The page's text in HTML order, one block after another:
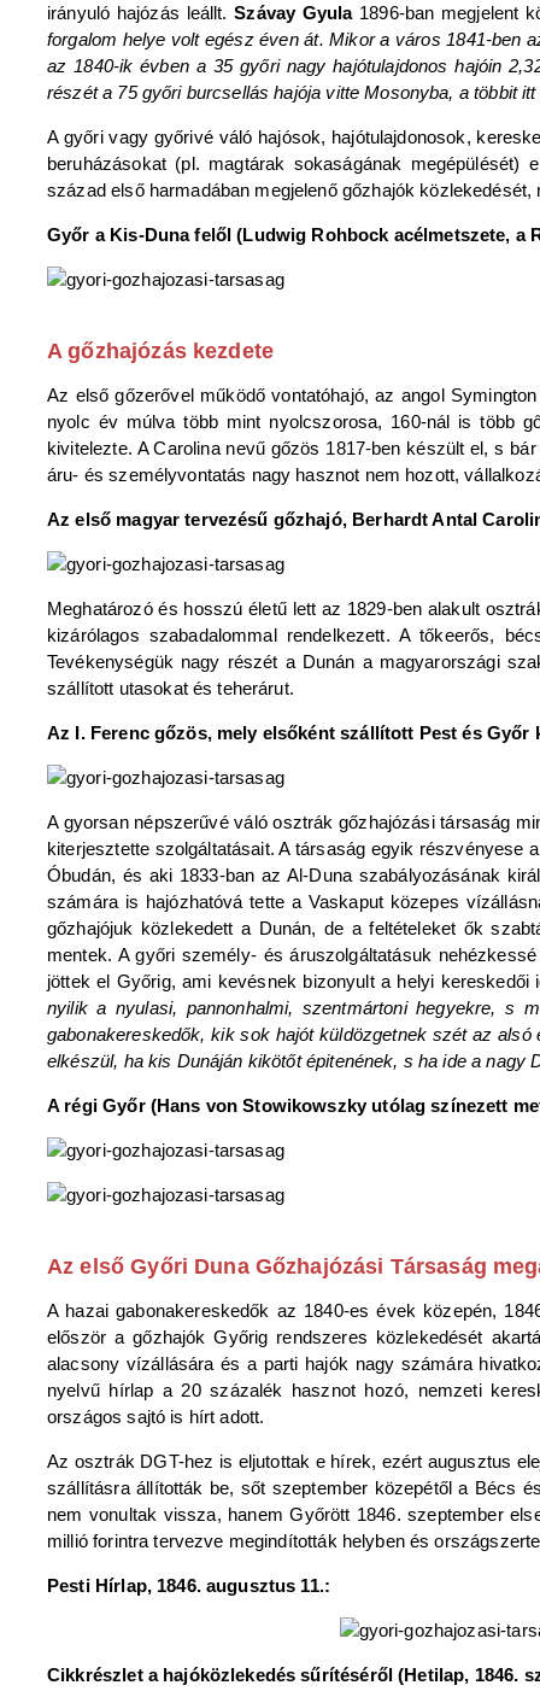
irányuló hajózás leállt.Szávay Gyula1896-ban megjelent
forgalom helye volt egész éven át. Mikor a város 1841-ben
az 1840-ik évben a 35 győri nagy hajótulajdonos hajóin
részét a 75 győri burcsellás hajója vitte Mosonyba, a többit
A győri vagy győrivé váló hajósok, hajótulajdonosok,
beruházásokat (pl. magtárak sokaságának
század első harmadában megjelenő gőzhajók
Győr a Kis-Duna felől (Ludwig Rohbock acélmetszete,
A gőzhajózás kezdete
Az első gőzerővel működő vontatóhajó, az angol
nyolc év múlva több mint nyolcszorosa, 160-nál is több
kivitelezte. A Carolina nevű gőzös 1817-ben készült el, s
áru- és személyvontatás nagy hasznot nem hozott,
Az első magyar tervezésű gőzhajó, Berhardt Antal
Meghatározó és hosszú életű lett az 1829-ben alakult
kizárólagos szabadalommal rendelkezett. A tőkeerős,
Tevékenységük nagy részét a Dunán a magyarországi
szállított utasokat és teherárut.
Az I. Ferenc gőzös, mely elsőként szállított Pest és Győr
A gyorsan népszerűvé váló osztrák gőzhajózási társaság
kiterjesztette szolgáltatásait. A társaság egyik részvényese
Óbudán, és aki 1833-ban az Al-Duna szabályozásának
számára is hajózhatóvá tette a Vaskaput közepes
gőzhajójuk közlekedett a Dunán, de a feltételeket ők
mentek. A győri személy- és áruszolgáltatásuk
jöttek el Győrig, ami kevésnek bizonyult a helyi kereskedői
nyilik a nyulasi, pannonhalmi, szentmártoni hegyekre, s
gabonakereskedők, kik sok hajót küldözgetnek szét az
elkészül, ha kis Dunáján kikötőt épitenének, s ha ide a nagy
A régi Győr (Hans von Stowikowszky utólag színezett
Az első Győri Duna Gőzhajózási Társaság
A hazai gabonakereskedők az 1840-es évek közepén,
először a gőzhajók Győrig rendszeres közlekedését
alacsony vízállására és a parti hajók nagy számára
nyelvű hírlap a 20 százalék hasznot hozó, nemzeti
országos sajtó is hírt adott.
Az osztrák DGT-hez is eljutottak e hírek, ezért augusztus
szállításra állították be, sőt szeptember közepétől a Bécs
nem vonultak vissza, hanem Győrött 1846. szeptember
millió forintra tervezve megindították helyben és
Pesti Hírlap, 1846. augusztus 11.:
Cikkrészlet a hajóközlekedés sűrítéséről (Hetilap, 1846.